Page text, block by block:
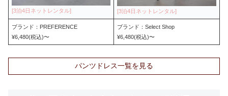
ブランド：PREFERENCE
¥6,480(税込)〜
ブランド：Select Shop
¥6,480(税込)〜
パンツドレス一覧を見る